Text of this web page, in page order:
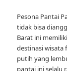
Pesona Pantai
tidak bisa
Barat ini
destinasi wisata
putih yang
pantai ini selalu